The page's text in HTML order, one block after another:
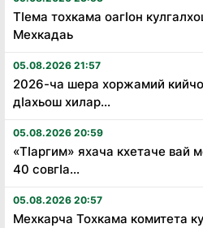
Тӏема тохкама оагӏон
Мехкадаь
05.08.2026 21:57
2026-ча шера хоржамий
дӏахьош хилар...
05.08.2026 20:59
«Тӏаргим» яхача кхетаче вай
40 совгӏа...
05.08.2026 20:57
Мехкарча Тохкама комитета